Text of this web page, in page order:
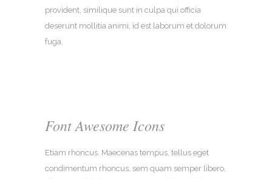
provident, similique sunt in culpa qui officia
deserunt mollitia animi, id est laborum et dolorum
fuga.
Font Awesome Icons
Etiam rhoncus. Maecenas tempus, tellus eget
condimentum rhoncus, sem quam semper libero,